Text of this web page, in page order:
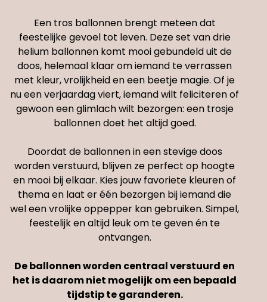
Een tros ballonnen brengt meteen dat
feestelijke gevoel tot leven. Deze set van drie
helium ballonnen komt mooi gebundeld uit de
doos, helemaal klaar om iemand te verrassen
met kleur, vrolijkheid en een beetje magie. Of je
nu een verjaardag viert, iemand wilt feliciteren of
gewoon een glimlach wilt bezorgen: een trosje
ballonnen doet het altijd goed.
Doordat de ballonnen in een stevige doos
worden verstuurd, blijven ze perfect op hoogte
en mooi bij elkaar. Kies jouw favoriete kleuren of
thema en laat er één bezorgen bij iemand die
wel een vrolijke oppepper kan gebruiken. Simpel,
feestelijk en altijd leuk om te geven én te
ontvangen.
De ballonnen worden centraal verstuurd en
het is daarom niet mogelijk om een bepaald
tijdstip te garanderen.